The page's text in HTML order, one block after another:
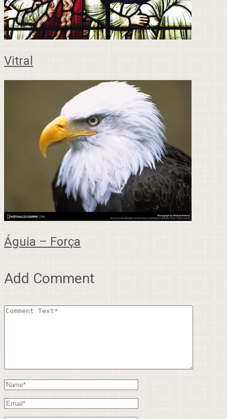
Vitral
Águia – Força
Add Comment